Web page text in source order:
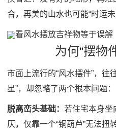
合，再美的山水也可能“时运未
看风水摆放吉祥物等于误解
为何“摆物
市面上流行的“风水摆件”，往
星”，却忽略了两个根本问题：
脱离峦头基础： 若住宅本身坐
仄，仅靠一个“铜葫芦”无法扭